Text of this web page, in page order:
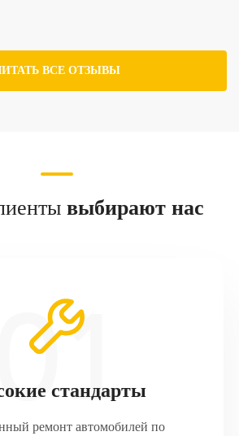
ВСЕ ОТЗЫВЫ
выбирают нас
стандарты
ремонт автомобилей по